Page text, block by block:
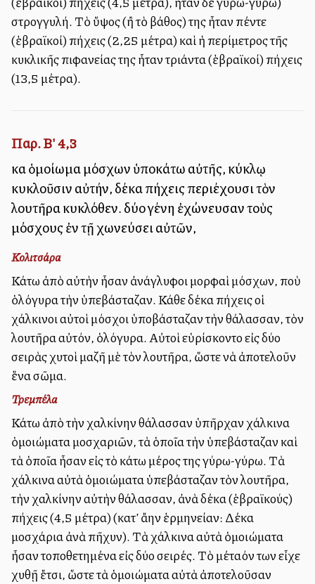
στρογγυλή. Τὸ ὕψος (ἢ τὸ βάθος) της ἦταν πέντε
(ἑβραϊκοί) πήχεις (2,25 μέτρα) καὶ ἡ περίμετρος τῆς
κυκλικῆς ἐπιφανείας της ἦταν τριάντα (ἑβραϊκοί) πήχεις
(13,5 μέτρα).
Παρ. Β' 4,3
καὶ ὁμοίωμα μόσχων ὑποκάτω αὐτῆς, κύκλῳ
κυκλοῦσιν αὐτήν, δέκα πήχεις περιέχουσι τὸν
λουτῆρα κυκλόθεν. δύο γένη ἐχώνευσαν τοὺς
μόσχους ἐν τῇ χωνεύσει αὐτῶν,
Κολιτσάρα
Κάτω ἀπὸ αὐτὴν ἦσαν ἀνάγλυφοι μορφαὶ μόσχων, ποὺ
ὁλόγυρα τὴν ὑπεβάσταζαν. Κάθε δέκα πήχεις οἱ
χάλκινοι αὐτοὶ μόσχοι ὑποβάσταζαν τὴν θάλασσαν, τὸν
λουτῆρα αὐτόν, ὁλόγυρα. Αὐτοὶ εὑρίσκοντο εἰς δύο
σειρὰς χυτοὶ μαζῆ μὲ τὸν λουτῆρα, ὥστε νὰ ἀποτελοῦν
ἕνα σῶμα.
Τρεμπέλα
Κάτω ἀπὸ τὴν χαλκίνην θάλασσαν ὑπῆρχαν χάλκινα
ὁμοιώματα μοσχαριῶν, τὰ ὁποῖα τὴν ὑπεβάσταζαν καὶ
τὰ ὁποῖα ἦσαν εἰς τὸ κάτω μέρος της γύρω-γύρω. Τὰ
χάλκινα αὐτὰ ὁμοιώματα ὑπεβάσταζαν τὸν λουτῆρα,
τὴν χαλκίνην αὐτὴν θάλασσαν, ἀνὰ δέκα (ἑβραϊκούς)
πήχεις (4,5 μέτρα) (κατ’ ἄλλην ἑρμηνείαν: Δέκα
μοσχάρια ἀνὰ πῆχυν). Τὰ χάλκινα αὐτὰ ὁμοιώματα
ἦσαν τοποθετημένα εἰς δύο σειρές. Τὸ μέταλλόν των εἶχε
χυθῇ ἔτσι, ὥστε τὰ ὁμοιώματα αὐτὰ ἀποτελοῦσαν